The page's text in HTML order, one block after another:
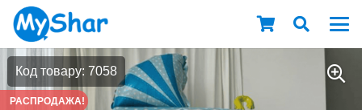
Код товару: 7058
РАСПРОДАЖА!